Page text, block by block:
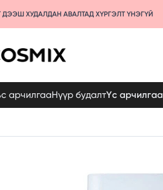
ДЭЭШ ХУДАЛДАН АВАЛТАД ХҮРГЭЛТ ҮНЭГҮЙ
арчилгааНүүр будалтҮс арчилгаа